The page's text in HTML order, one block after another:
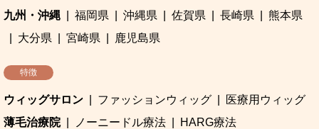
九州・沖縄
福岡県 沖縄県 佐賀県 長崎県
熊本県
大分県
宮崎県 鹿児島県
特徴
ウィッグサロン ファッションウィッグ
医療用ウィッグ
薄毛治療院
ノーニードル療法
HARG療法